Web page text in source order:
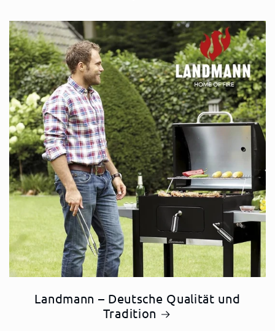
Landmann – Deutsche Qualität und
Tradition